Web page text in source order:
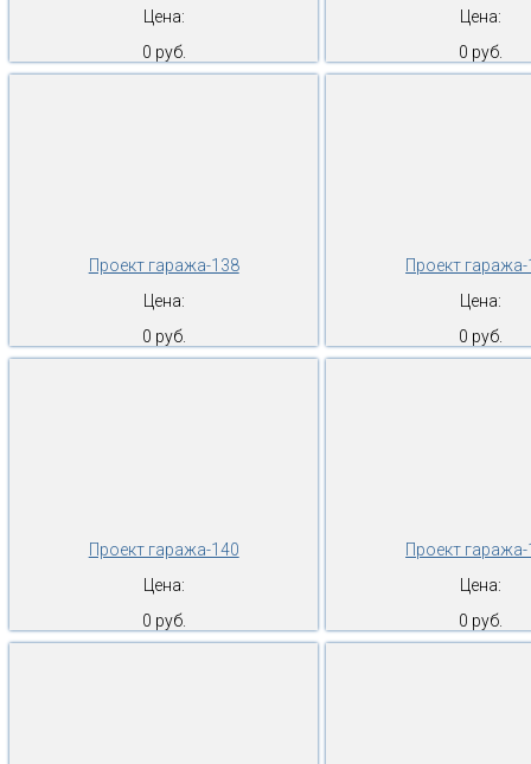
Цена:
0 руб.
Цена:
0 руб.
Проект гаража-138
Цена:
0 руб.
Проект
Цена:
0 руб.
Проект гаража-140
Цена:
0 руб.
Проект
Цена:
0 руб.